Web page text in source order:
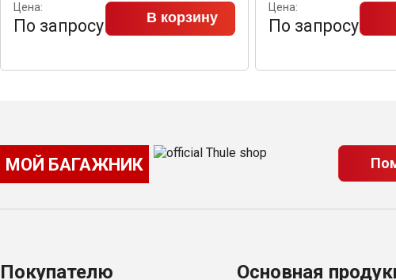
Цена:
По запросу В корзину
Цена:
По запросу
МОЙ БАГАЖНИК
Покупателю Основная